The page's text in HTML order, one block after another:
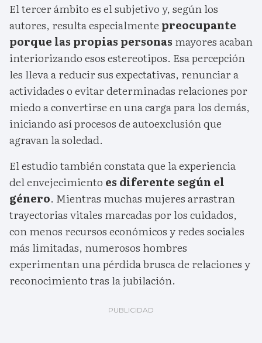
El tercer ámbito es el subjetivo y, según los
autores, resulta especialmente preocupante
porque las propias personas mayores acaban
interiorizando esos estereotipos. Esa percepción
les lleva a reducir sus expectativas, renunciar a
actividades o evitar determinadas relaciones por
miedo a convertirse en una carga para los demás,
iniciando así procesos de autoexclusión que
agravan la soledad.
El estudio también constata que la experiencia
del envejecimiento es diferente según el
género. Mientras muchas mujeres arrastran
trayectorias vitales marcadas por los cuidados,
con menos recursos económicos y redes sociales
más limitadas, numerosos hombres
experimentan una pérdida brusca de relaciones y
reconocimiento tras la jubilación.